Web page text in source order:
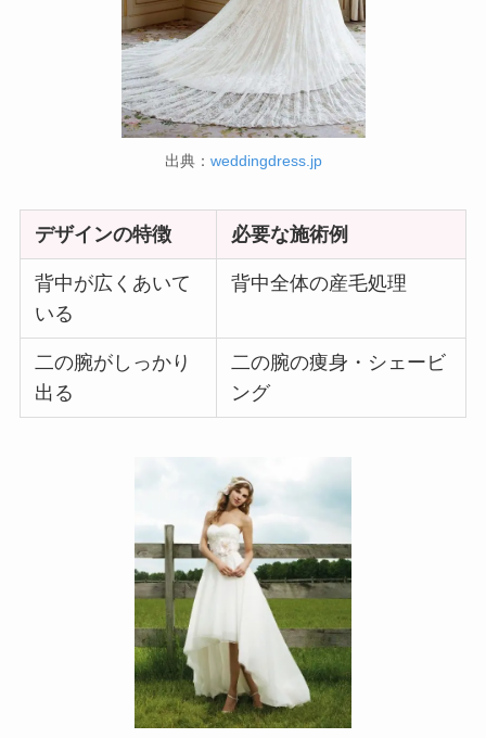
出典： weddingdress.jp
デザインの特徴 必要な施術例
背中が広くあいて
いる
背中全体の産毛処理
二の腕がしっかり
出る
二の腕の痩身・シェービ
ング